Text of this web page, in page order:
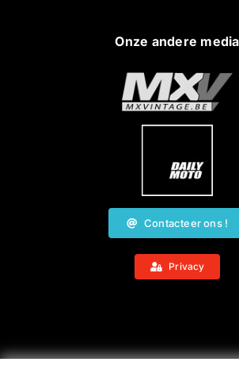
Onze andere media
Contacteer ons !
Privacy